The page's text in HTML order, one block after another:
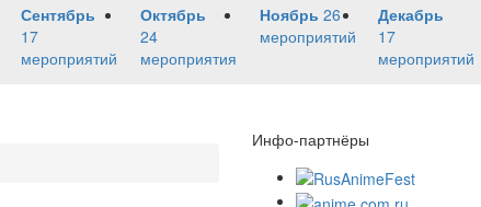
Сентябрь
17
мероприятий
Октябрь
24
мероприятия
Ноябрь 26
мероприятий
Декабрь
17
мероприятий
Инфо-партнёры